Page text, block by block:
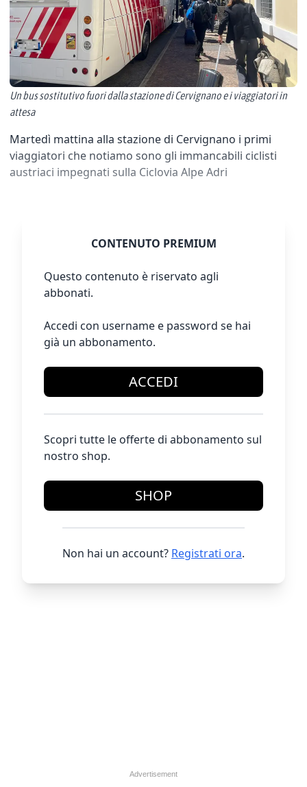
Un bus sostitutivo fuori dalla stazione di Cervignano e i viaggiatori in
attesa
Martedì mattina alla stazione di Cervignano i primi
viaggiatori che notiamo sono gli immancabili ciclisti
austriaci impegnati sulla Ciclovia Alpe Adri
CONTENUTO PREMIUM
Questo contenuto è riservato agli
abbonati.
Accedi con username e password se hai
già un abbonamento.
ACCEDI
Scopri tutte le offerte di abbonamento sul
nostro shop.
SHOP
Non hai un account? Registrati ora.